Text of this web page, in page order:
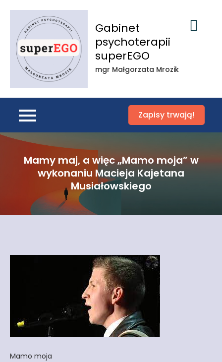
content
Gabinet
psychoterapii
superEGO
mgr Małgorzata Mrozik
Zapisy trwają!
Mamy maj, a więc „Mamo moja” w
wykonaniu Macieja Kajetana
Musiałowskiego
Mamo moja